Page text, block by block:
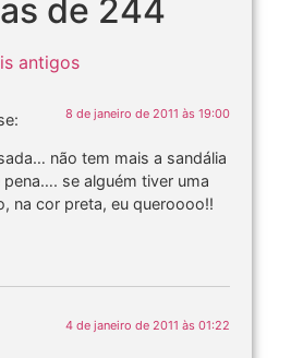
de 244
antigos
8 de janeiro de 2011 às 19:00
não tem mais a sandália
pena…. se alguém tiver uma
na cor preta, eu queroooo!!
4 de janeiro de 2011 às 01:22